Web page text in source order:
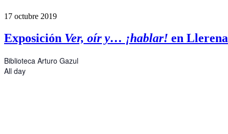
17 octubre 2019
Exposición Ver, oír y… ¡hablar! en Llerena
Biblioteca Arturo Gazul
All day